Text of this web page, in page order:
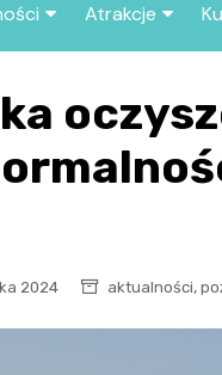
wpisy
Atrakcje
we Wrocławiu
Co warto
Wrocławiu?
2024 aktualności,